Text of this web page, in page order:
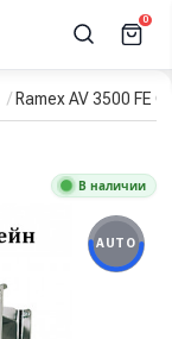
0
Ramex AV 3500 FE
В наличии
AUTO